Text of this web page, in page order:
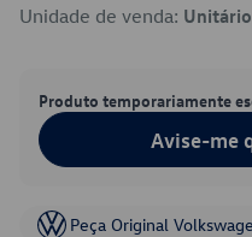
Unidade de venda:
Produto temporariamente
Avise-me
Peça Original